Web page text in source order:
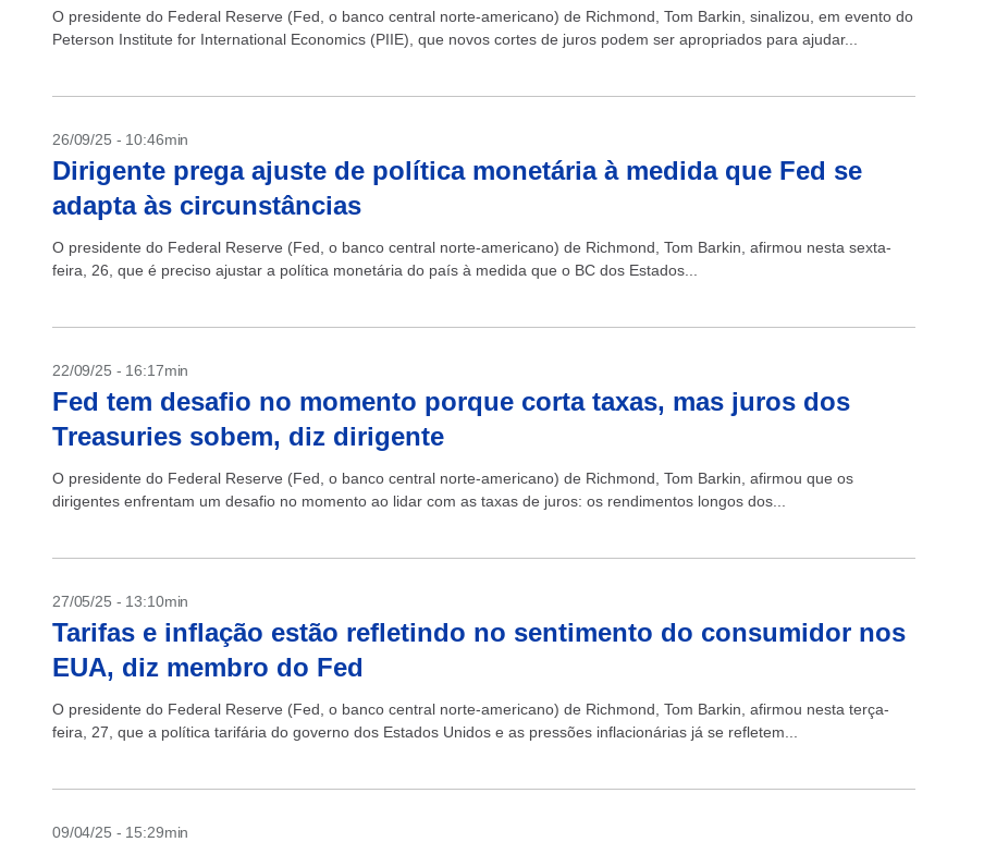
O presidente do Federal Reserve (Fed, o banco central norte-americano) de Richmond, Tom Barkin, sinalizou, em evento do
Peterson Institute for International Economics (PIIE), que novos cortes de juros podem ser apropriados para ajudar...
26/09/25 - 10:46min
Dirigente prega ajuste de política monetária à medida que Fed se
adapta às circunstâncias
O presidente do Federal Reserve (Fed, o banco central norte-americano) de Richmond, Tom Barkin, afirmou nesta sexta-
feira, 26, que é preciso ajustar a política monetária do país à medida que o BC dos Estados...
22/09/25 - 16:17min
Fed tem desafio no momento porque corta taxas, mas juros dos
Treasuries sobem, diz dirigente
O presidente do Federal Reserve (Fed, o banco central norte-americano) de Richmond, Tom Barkin, afirmou que os
dirigentes enfrentam um desafio no momento ao lidar com as taxas de juros: os rendimentos longos dos...
27/05/25 - 13:10min
Tarifas e inflação estão refletindo no sentimento do consumidor nos
EUA, diz membro do Fed
O presidente do Federal Reserve (Fed, o banco central norte-americano) de Richmond, Tom Barkin, afirmou nesta terça-
feira, 27, que a política tarifária do governo dos Estados Unidos e as pressões inflacionárias já se refletem...
09/04/25 - 15:29min